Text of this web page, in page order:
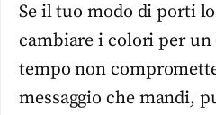
Se il tuo modo di porti
cambiare i colori per
tempo non
messaggio che mandi,